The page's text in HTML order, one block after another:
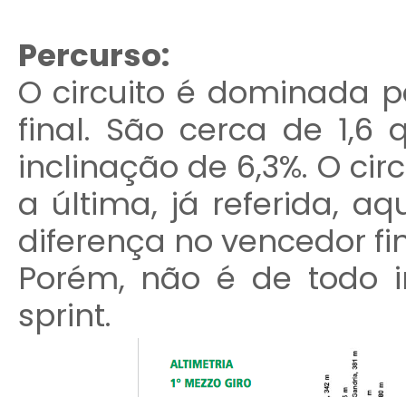
Percurso:
O circuito é dominada
final. São cerca de
inclinação de 6,3%. O
a última, já referida,
diferença no vencedor
Porém, não é de todo
sprint.